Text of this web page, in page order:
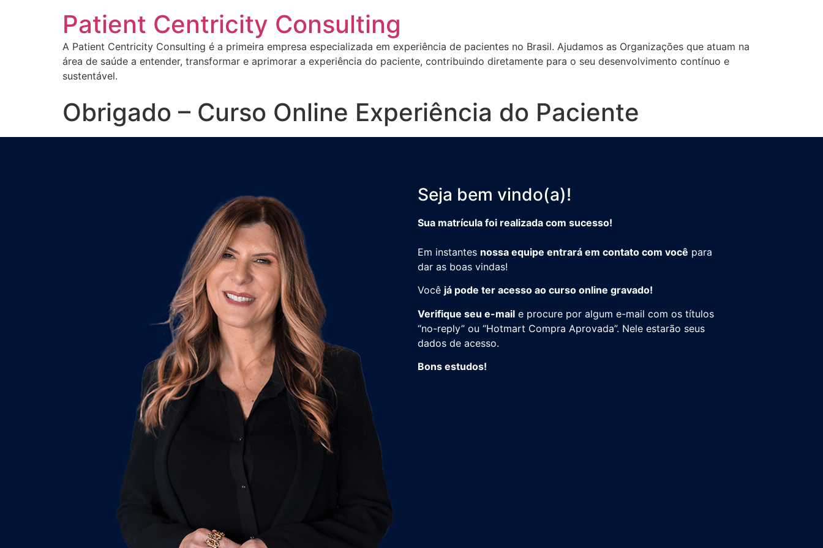
Patient Centricity Consulting
A Patient Centricity Consulting é a primeira empresa especializada em experiência de pacientes no Brasil. Ajudamos as Organizações que atuam na
área de saúde a entender, transformar e aprimorar a experiência do paciente, contribuindo diretamente para o seu desenvolvimento contínuo e
sustentável.
Obrigado – Curso Online Experiência do Paciente
Seja bem vindo(a)!
Sua matrícula foi realizada com sucesso!
Em instantes nossa equipe entrará em contato com você para
dar as boas vindas!
Você já pode ter acesso ao curso online gravado!
Verifique seu e-mail e procure por algum e-mail com os títulos
“no-reply” ou “Hotmart Compra Aprovada”. Nele estarão seus
dados de acesso.
Bons estudos!